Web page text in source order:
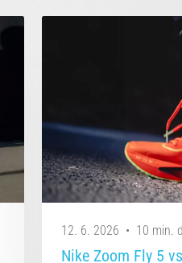
12. 6. 2026 • 10 min.
Nike Zoom Fly 5